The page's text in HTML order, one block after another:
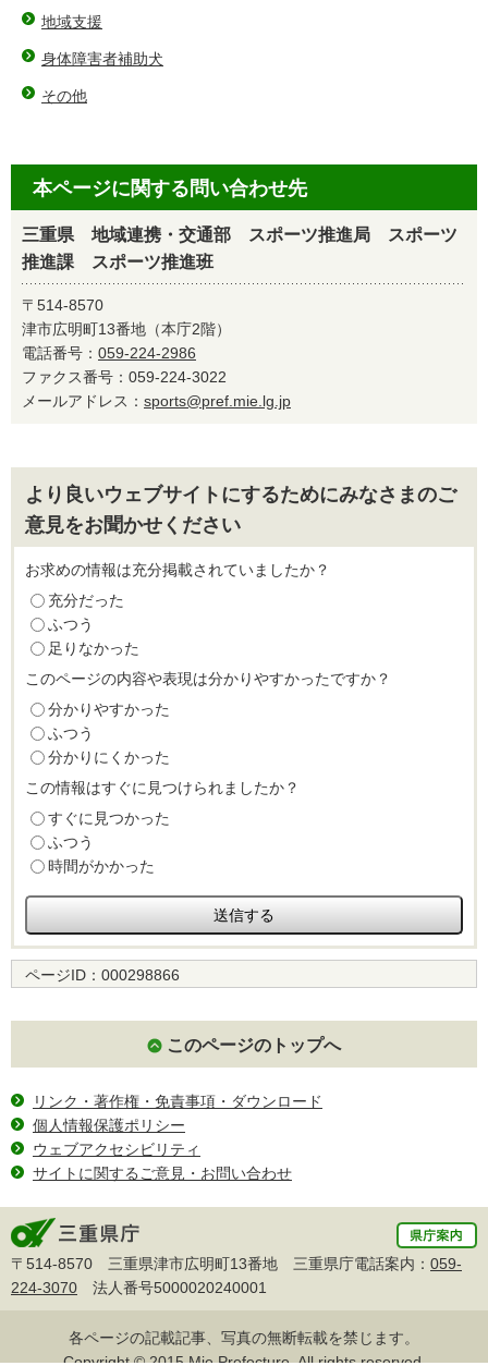
地域支援
身体障害者補助犬
その他
本ページに関する問い合わせ先
三重県 地域連携・交通部 スポーツ推進局 スポーツ
推進課 スポーツ推進班
〒514-8570
津市広明町13番地（本庁2階）
電話番号： 059-224-2986
ファクス番号：059-224-3022
メールアドレス： sports@pref.mie.lg.jp
より良いウェブサイトにするためにみなさまのご
意見をお聞かせください
お求めの情報は充分掲載されていましたか？
充分だった
ふつう
足りなかった
このページの内容や表現は分かりやすかったですか？
分かりやすかった
ふつう
分かりにくかった
この情報はすぐに見つけられましたか？
すぐに見つかった
ふつう
時間がかかった
ページID： 000298866
このページのトップへ
リンク・著作権・免責事項・ダウンロード
個人情報保護ポリシー
ウェブアクセシビリティ
サイトに関するご意見・お問い合わせ
〒514-8570 三重県津市広明町13番地 三重県庁電話案内： 059-
224-3070 法人番号5000020240001
各ページの記載記事、写真の無断転載を禁じます。
Copyright © 2015 Mie Prefecture, All rights reserved.